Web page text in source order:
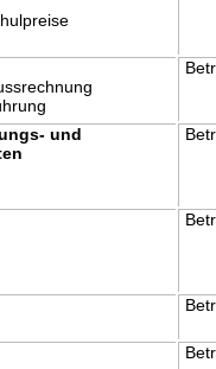
und